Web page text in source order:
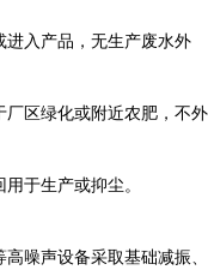
入产品，无生产废水外
区绿化或附近农肥，不外
于生产或抑尘。
噪声设备采取基础减振、